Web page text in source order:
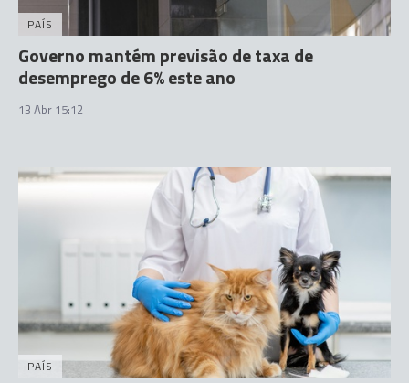
PAÍS
Governo mantém previsão de taxa de
desemprego de 6% este ano
13 Abr 15:12
PAÍS